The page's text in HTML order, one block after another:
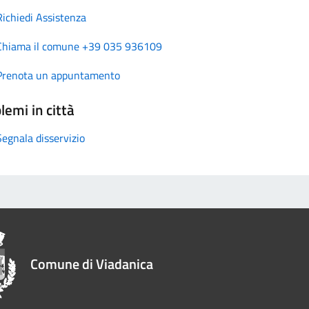
Assistenza
il comune +39 035 936109
un appuntamento
in città
disservizio
Comune di Viadanica